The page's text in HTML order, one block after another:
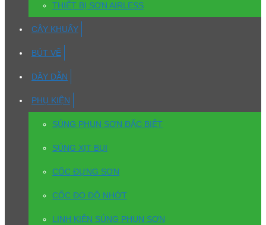
THIẾT BỊ SƠN AIRLESS
CÂY KHUẤY
BÚT VẼ
DÂY DẪN
PHỤ KIỆN
SÚNG PHUN SƠN ĐẶC BIỆT
SÚNG XỊT BỤI
CỐC ĐỰNG SƠN
CỐC ĐO ĐỘ NHỚT
LINH KIỆN SÚNG PHUN SƠN